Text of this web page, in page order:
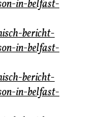
in-belfast-
bericht-
in-belfast-
bericht-
in-belfast-